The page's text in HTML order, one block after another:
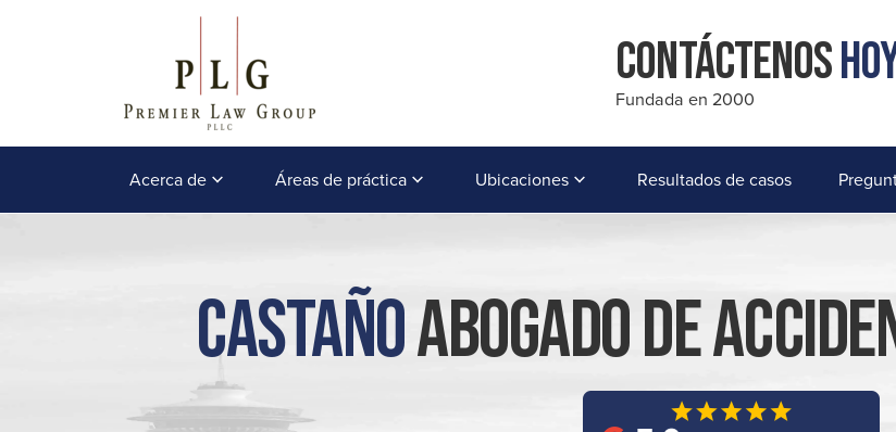
Contáctenos
Fundada en 2000
Acerca de Áreas de práctica Ubicaciones Resultados de casos
CastañoAbogado De